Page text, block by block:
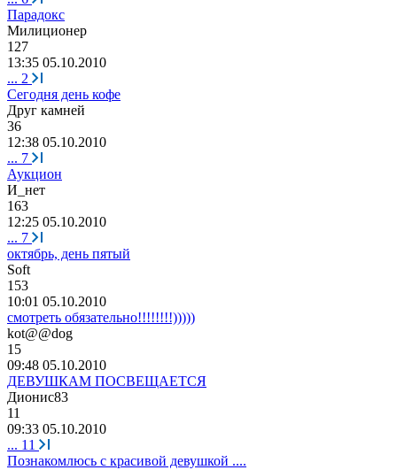
Парадокс
Mилиционер
127
13:35 05.10.2010
... 2
Сегодня день кофе
Друг камней
36
12:38 05.10.2010
... 7
Аукцион
И нет
163
12:25 05.10.2010
... 7
октябрь, день пятый
Sоft
153
10:01 05.10.2010
смотреть обязательно!!!!!!!!)))))
kot@@dog
15
09:48 05.10.2010
ДЕВУШКАМ ПОСВЕЩАЕТСЯ
Дионис83
11
09:33 05.10.2010
... 11
Познакомлюсь с красивой девушкой ....